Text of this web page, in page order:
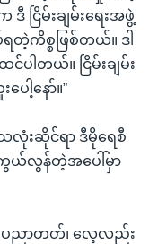
ငြိမ်းချမ်းရေးအဖွဲ့
တဲ့ကိစ္စဖြစ်တယ်။ ဒါ
ပါတယ်။ ငြိမ်းချမ်း
ါ့နော်။”
သလုံးဆိုင်ရာ ဒီမိုရေစီ
ယ်လွန်တဲ့အပေါ်မှာ
ပညာတတ်၊ လေ့လည်း